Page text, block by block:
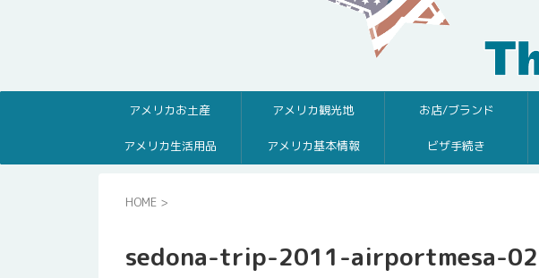
アメリカお土産 アメリカ観光地 お店/ブランド
アメリカ生活用品 アメリカ基本情報 ビザ手続き
HOME >
sedona-trip-2011-airportmesa-02